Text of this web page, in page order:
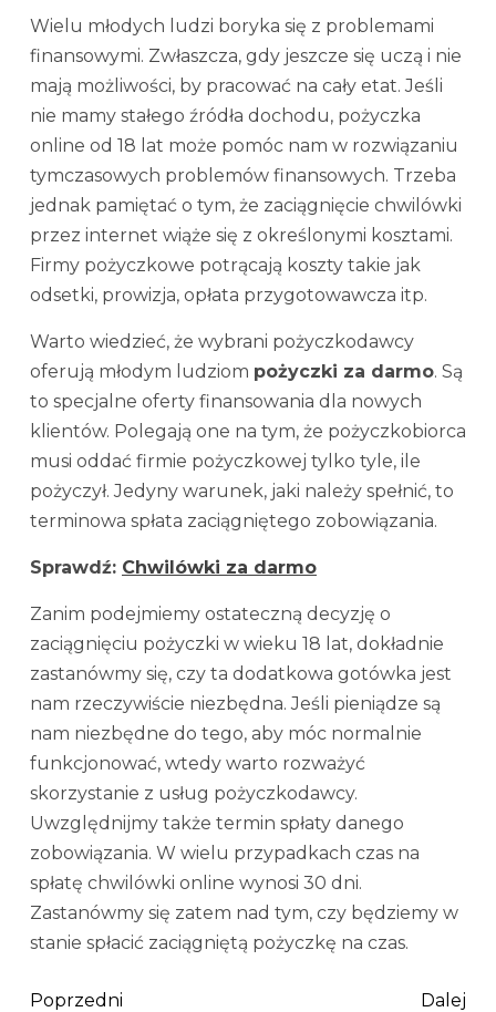
Wielu młodych ludzi boryka się z problemami
finansowymi. Zwłaszcza, gdy jeszcze się uczą i nie
mają możliwości, by pracować na cały etat. Jeśli
nie mamy stałego źródła dochodu, pożyczka
online od 18 lat może pomóc nam w rozwiązaniu
tymczasowych problemów finansowych. Trzeba
jednak pamiętać o tym, że zaciągnięcie chwilówki
przez internet wiąże się z określonymi kosztami.
Firmy pożyczkowe potrącają koszty takie jak
odsetki, prowizja, opłata przygotowawcza itp.
Warto wiedzieć, że wybrani pożyczkodawcy
oferują młodym ludziom pożyczki za darmo. Są
to specjalne oferty finansowania dla nowych
klientów. Polegają one na tym, że pożyczkobiorca
musi oddać firmie pożyczkowej tylko tyle, ile
pożyczył. Jedyny warunek, jaki należy spełnić, to
terminowa spłata zaciągniętego zobowiązania.
Sprawdź: Chwilówki za darmo
Zanim podejmiemy ostateczną decyzję o
zaciągnięciu pożyczki w wieku 18 lat, dokładnie
zastanówmy się, czy ta dodatkowa gotówka jest
nam rzeczywiście niezbędna. Jeśli pieniądze są
nam niezbędne do tego, aby móc normalnie
funkcjonować, wtedy warto rozważyć
skorzystanie z usług pożyczkodawcy.
Uwzględnijmy także termin spłaty danego
zobowiązania. W wielu przypadkach czas na
spłatę chwilówki online wynosi 30 dni.
Zastanówmy się zatem nad tym, czy będziemy w
stanie spłacić zaciągniętą pożyczkę na czas.
Poprzedni
Dalej